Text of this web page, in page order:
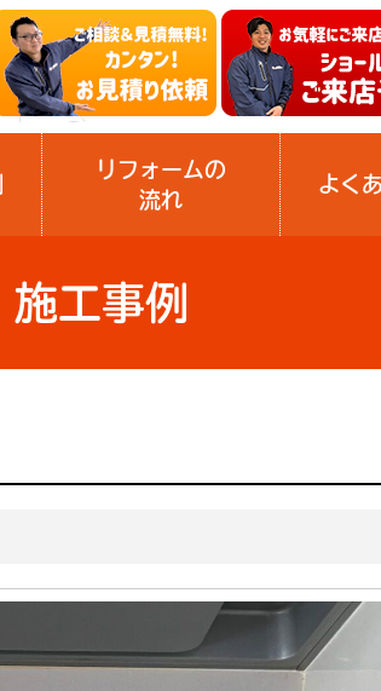
リフォームの
流れ
よく
施工事例